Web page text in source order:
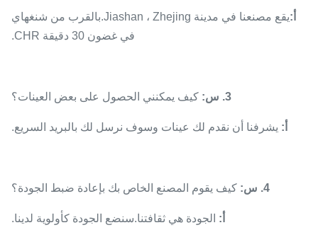
أ:
يقع مصنعنا في مدينة Jiashan ، Zhejing.بالقرب من شنغهاي
في غضون 30 دقيقة CHR.
3. س: كيف يمكنني الحصول على بعض العينات؟
أ: يشرفنا أن نقدم لك عينات وسوف نرسل لك بالبريد السريع.
4. س: كيف يقوم المصنع الخاص بك بإعادة ضبط الجودة؟
أ: الجودة هي ثقافتنا.سنضع الجودة كأولوية لدينا.